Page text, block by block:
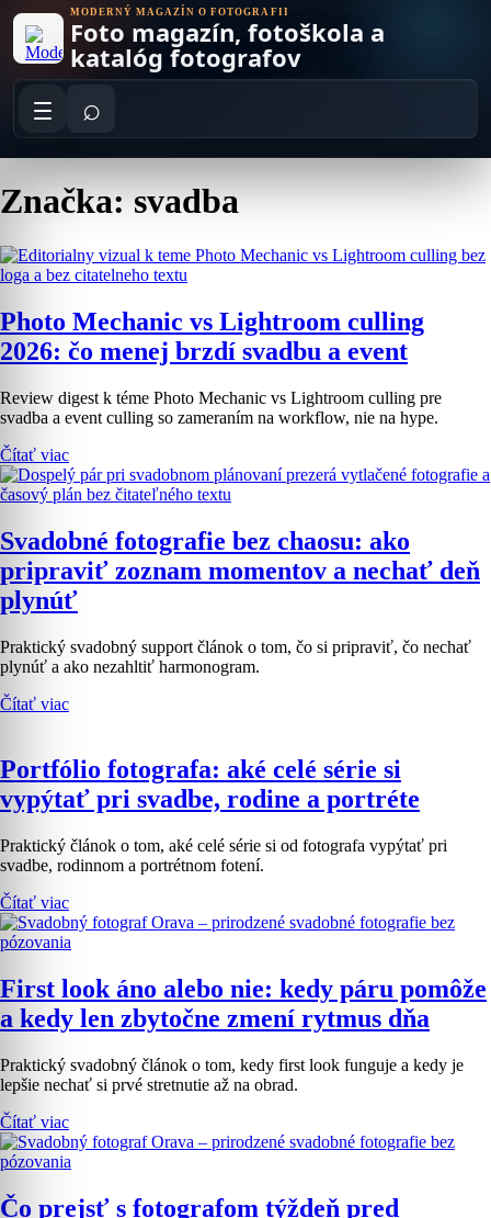
content
MODERNÝ MAGAZÍN O FOTOGRAFII
Foto magazín, fotoškola a
katalóg fotografov
⌕
Značka: svadba
Photo Mechanic vs Lightroom culling
2026: čo menej brzdí svadbu a event
Review digest k téme Photo Mechanic vs Lightroom culling pre
svadba a event culling so zameraním na workflow, nie na hype.
Čítať viac
Svadobné fotografie bez chaosu: ako
pripraviť zoznam momentov a nechať deň
plynúť
Praktický svadobný support článok o tom, čo si pripraviť, čo nechať
plynúť a ako nezahltiť harmonogram.
Čítať viac
Portfólio fotografa: aké celé série si
vypýtať pri svadbe, rodine a portréte
Praktický článok o tom, aké celé série si od fotografa vypýtať pri
svadbe, rodinnom a portrétnom fotení.
Čítať viac
First look áno alebo nie: kedy páru pomôže
a kedy len zbytočne zmení rytmus dňa
Praktický svadobný článok o tom, kedy first look funguje a kedy je
lepšie nechať si prvé stretnutie až na obrad.
Čítať viac
Čo prejsť s fotografom týždeň pred